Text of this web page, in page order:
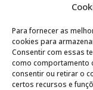
Para fornecer as
cookies para
Consentir com essas
como comportamento
consentir ou retirar o
certos recursos e